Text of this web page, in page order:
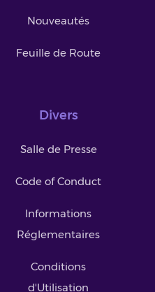
Nouveautés
Feuille de Route
Divers
Salle de Presse
Code of Conduct
Informations
Réglementaires
Conditions
d'Utilisation